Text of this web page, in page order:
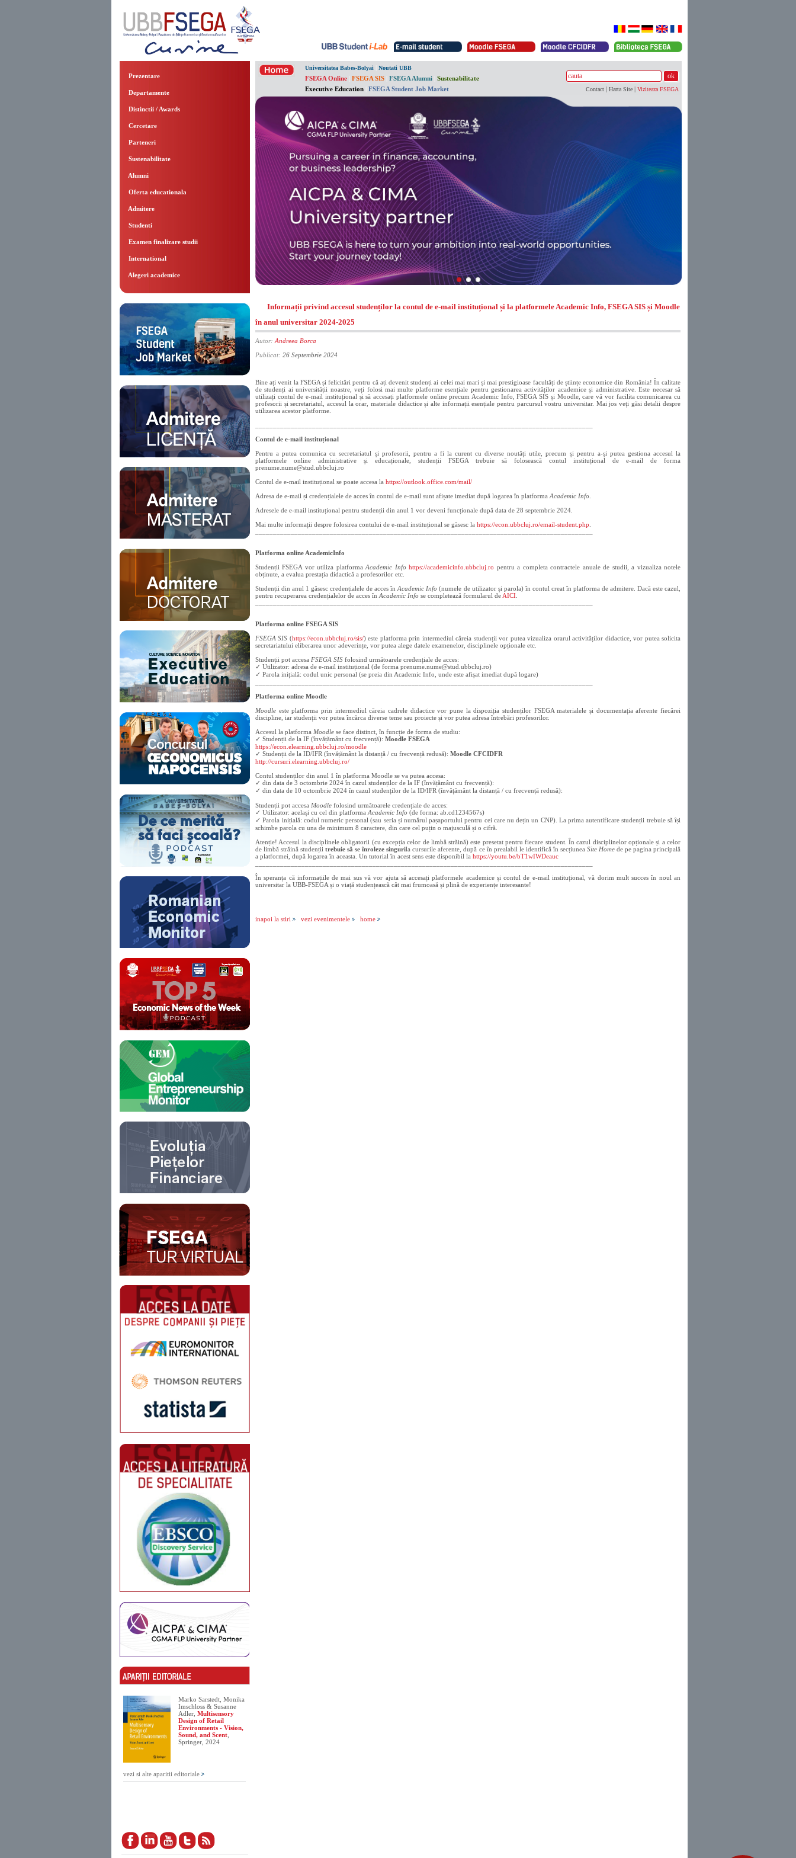
Prezentare
Departamente
Distinctii / Awards
Cercetare
Parteneri
Sustenabilitate
Alumni
Oferta educationala
Admitere
Studenti
Examen finalizare studii
International
Alegeri academice
Marko Sarstedt, Monika
Imschloss & Susanne
Adler, Multisensory
Design of Retail
Environments - Vision,
Sound, and Scent
Springer, 2024
vezi si alte aparitii editoriale
Universitatea Babes-Bolyai Noutati UBB
FSEGA Online FSEGA SIS FSEGA Alumni
Sustenabilitate
Executive Education
FSEGA Student Job Market Contact | Harta Site | Viziteaza FSEGA
Informații privind accesul studenților la contul de e-mail instituțional și la platformele Academic Info, FSEGA SIS și Moodle
în anul universitar 2024-2025
Autor: Andreea Borca
Publicat: 26 Septembrie 2024
Bine ați venit la FSEGA și felicitări pentru că ați devenit studenți ai celei mai mari și mai prestigioase facultăți de științe economice din România! În calitate
de studenți ai universității noastre, veți folosi mai multe platforme esențiale pentru gestionarea activităților academice și administrative. Este necesar să
utilizați contul de e-mail instituțional și să accesați platformele online precum Academic Info, FSEGA SIS și Moodle, care vă vor facilita comunicarea cu
profesorii și secretariatul, accesul la orar, materiale didactice și alte informații esențiale pentru parcursul vostru universitar. Mai jos veți găsi detalii despre
utilizarea acestor platforme.
Contul de e-mail instituțional
Pentru a putea comunica cu secretariatul și profesorii, pentru a fi la curent cu diverse noutăți utile, precum și pentru a-și putea gestiona accesul la
platformele online administrative și educaționale, studenții FSEGA trebuie să folosească contul instituțional de e-mail de forma
prenume.nume@stud.ubbcluj.ro
Contul de e-mail instituțional se poate accesa la https://outlook.office.com/mail/
Adresa de e-mail și credențialele de acces în contul de e-mail sunt afișate imediat după logarea în platforma Academic Info
Adresele de e-mail instituțional pentru studenții din anul 1 vor deveni funcționale după data de 28 septembrie 2024.
Mai multe informații despre folosirea contului de e-mail instituțional se găsesc la https://econ.ubbcluj.ro/email-student.php
Platforma online AcademicInfo
Studenții FSEGA vor utiliza platformaAcademic Info https://academicinfo.ubbcluj.ro pentru a completa contractele anuale de studii, a vizualiza notele
obținute, a evalua prestația didactică a profesorilor etc.
Studenții din anul 1 găsesc credențialele de acces înAcademic Info (numele de utilizator și parola) în contul creat în platforma de admitere. Dacă este cazul,
pentru recuperarea credențialelor de acces în Academic Info se completează formularul de AICI
Platforma online FSEGA SIS
FSEGA SIS (https://econ.ubbcluj.ro/sis/) este platforma prin intermediul căreia studenții vor putea vizualiza orarul activităților didactice, vor putea solicita
secretariatului eliberarea unor adeverințe, vor putea alege datele examenelor, disciplinele opționale etc.
Studenții pot accesa FSEGA SIS folosind următoarele credențiale de acces:
✓ Utilizator: adresa de e-mail instituțional (de forma prenume.nume@stud.ubbcluj.ro)
✓ Parola inițială: codul unic personal (se preia din Academic Info, unde este afișat imediat după logare)
Platforma online Moodle
Moodle este platforma prin intermediul căreia cadrele didactice vor pune la dispoziția studenților FSEGA materialele și documentația aferente fiecărei
discipline, iar studenții vor putea încărca diverse teme sau proiecte și vor putea adresa întrebări profesorilor.
Accesul la platforma Moodle se face distinct, în funcție de forma de studiu:
✓ Studenții de la IF (învățământ cu frecvență): Moodle FSEGA
https://econ.elearning.ubbcluj.ro/moodle
✓ Studenții de la ID/IFR (învățământ la distanță / cu frecvență redusă): Moodle CFCIDFR
http://cursuri.elearning.ubbcluj.ro/
Contul studenților din anul 1 în platforma Moodle se va putea accesa:
✓ din data de 3 octombrie 2024 în cazul studenților de la IF (învățământ cu frecvență):
✓ din data de 10 octombrie 2024 în cazul studenților de la ID/IFR (învățământ la distanță / cu frecvență redusă):
Studenții pot accesa Moodle folosind următoarele credențiale de acces:
✓ Utilizator: același cu cel din platforma Academic Info (de forma: ab.cd1234567s)
✓ Parola inițială: codul numeric personal (sau seria și numărul pașaportului pentru cei care nu dețin un CNP). La prima autentificare studenții trebuie să își
schimbe parola cu una de minimum 8 caractere, din care cel puțin o majusculă și o cifră.
Atenție! Accesul la disciplinele obligatorii (cu excepția celor de limbă străină) este presetat pentru fiecare student. În cazul disciplinelor opționale și a celor
de limbă străină studențiitrebuie să se înroleze singurila cursurile aferente, după ce în prealabil le identifică în secțiunea Site Homede pe pagina principală
a platformei, după logarea în aceasta. Un tutorial în acest sens este disponibil la https://youtu.be/bT1wIWDeauc
În speranța că informațiile de mai sus vă vor ajuta să accesați platformele academice și contul de e-mail instituțional, vă dorim mult succes în noul an
universitar la UBB-FSEGA și o viață studențească cât mai frumoasă și plină de experiențe interesante!
inapoi la stiri vezi evenimentele home